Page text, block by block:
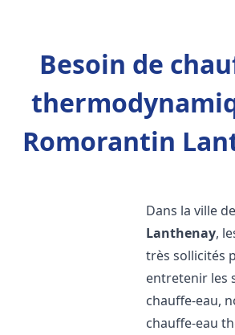
Besoin de
Romorantin
Dans la ville de
Lanthenay,
très sollicités
entretenir les
chauffe-eau,
chauffe-eau